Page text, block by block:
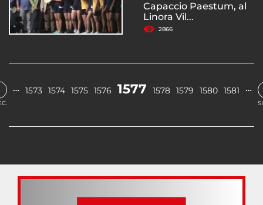
Capaccio Paestum, al
Linora Vil...
2866
… 1573 1574 1575 1576 1577 1578 1579 1580 1581 …